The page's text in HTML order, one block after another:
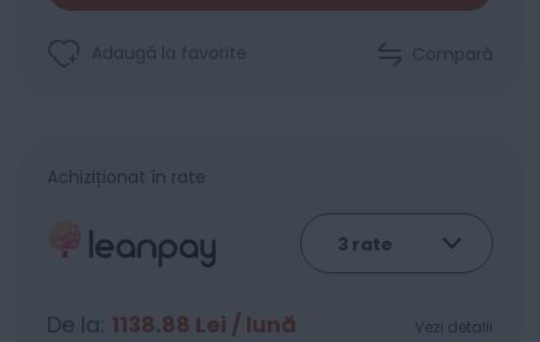
Adaugă la favorite Compară
Achiziționat în rate
De la: 1138.88 Lei / lună Vezi detalii